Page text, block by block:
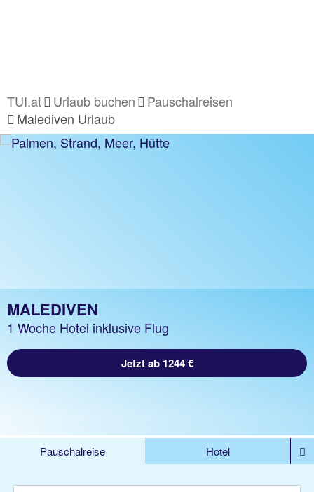
TUI.at Urlaub buchen
Pauschalreisen
Malediven Urlaub
MALEDIVEN
1 Woche Hotel inklusive Flug
Jetzt ab 1244 €
Pauschalreise
Hotel